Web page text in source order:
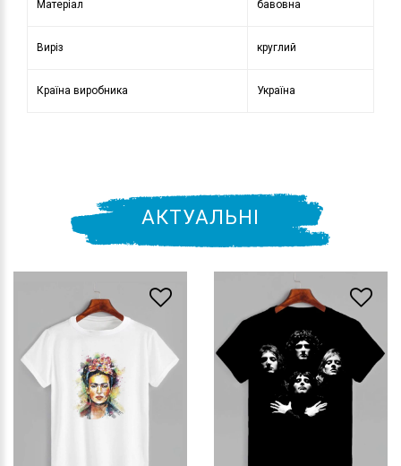
Матеріал бавовна
Виріз круглий
Країна виробника Україна
АКТУАЛЬНІ